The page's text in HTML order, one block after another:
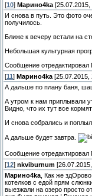
[10] Марино4kа [25.07.2015,
И снова в путь. Это фото
получилось.
Ближе к вечеру встали на
Небольшая культурная
Сообщение отредактировал
[11 ] Марино4kа [25.07.2015,
А дальше по плану баня,
А утром к нам приплывали
Видно, что их тут все кормят.
И снова собрались и
А дальше будет завтра.
Сообщение отредактировал
[12] nkviburnum
Марино4kа , Как же
котелков с едой прям
выезжали на озеро просто